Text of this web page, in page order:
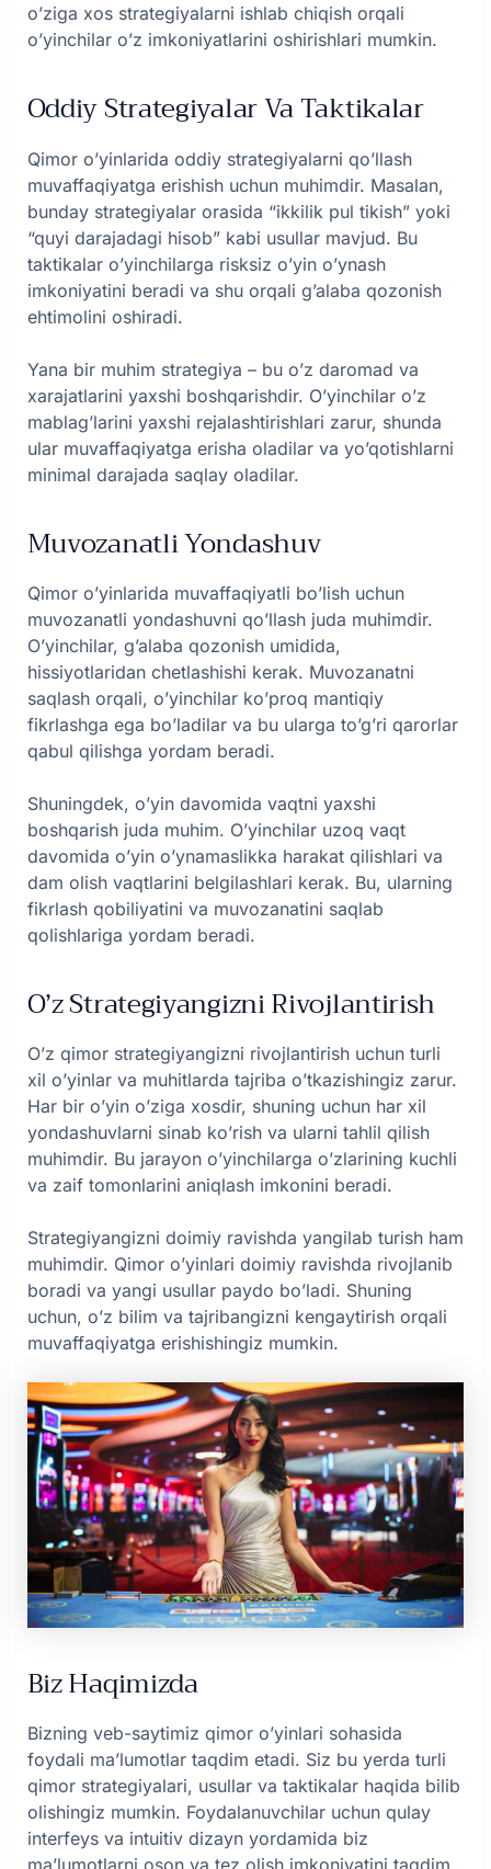
o’ziga xos strategiyalarni ishlab chiqish orqali
o’yinchilar o’z imkoniyatlarini oshirishlari mumkin.
Oddiy Strategiyalar Va Taktikalar
Qimor o’yinlarida oddiy strategiyalarni qo’llash
muvaffaqiyatga erishish uchun muhimdir. Masalan,
bunday strategiyalar orasida “ikkilik pul tikish” yoki
“quyi darajadagi hisob” kabi usullar mavjud. Bu
taktikalar o’yinchilarga risksiz o’yin o’ynash
imkoniyatini beradi va shu orqali g’alaba qozonish
ehtimolini oshiradi.
Yana bir muhim strategiya – bu o’z daromad va
xarajatlarini yaxshi boshqarishdir. O’yinchilar o’z
mablag’larini yaxshi rejalashtirishlari zarur, shunda
ular muvaffaqiyatga erisha oladilar va yo’qotishlarni
minimal darajada saqlay oladilar.
Muvozanatli Yondashuv
Qimor o’yinlarida muvaffaqiyatli bo’lish uchun
muvozanatli yondashuvni qo’llash juda muhimdir.
O’yinchilar, g’alaba qozonish umidida,
hissiyotlaridan chetlashishi kerak. Muvozanatni
saqlash orqali, o’yinchilar ko’proq mantiqiy
fikrlashga ega bo’ladilar va bu ularga to’g’ri qarorlar
qabul qilishga yordam beradi.
Shuningdek, o’yin davomida vaqtni yaxshi
boshqarish juda muhim. O’yinchilar uzoq vaqt
davomida o’yin o’ynamaslikka harakat qilishlari va
dam olish vaqtlarini belgilashlari kerak. Bu, ularning
fikrlash qobiliyatini va muvozanatini saqlab
qolishlariga yordam beradi.
O’z Strategiyangizni Rivojlantirish
O’z qimor strategiyangizni rivojlantirish uchun turli
xil o’yinlar va muhitlarda tajriba o’tkazishingiz zarur.
Har bir o’yin o’ziga xosdir, shuning uchun har xil
yondashuvlarni sinab ko’rish va ularni tahlil qilish
muhimdir. Bu jarayon o’yinchilarga o’zlarining kuchli
va zaif tomonlarini aniqlash imkonini beradi.
Strategiyangizni doimiy ravishda yangilab turish ham
muhimdir. Qimor o’yinlari doimiy ravishda rivojlanib
boradi va yangi usullar paydo bo’ladi. Shuning
uchun, o’z bilim va tajribangizni kengaytirish orqali
muvaffaqiyatga erishishingiz mumkin.
Biz Haqimizda
Bizning veb-saytimiz qimor o’yinlari sohasida
foydali ma’lumotlar taqdim etadi. Siz bu yerda turli
qimor strategiyalari, usullar va taktikalar haqida bilib
olishingiz mumkin. Foydalanuvchilar uchun qulay
interfeys va intuitiv dizayn yordamida biz